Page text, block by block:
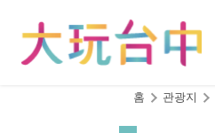
홈 관광지